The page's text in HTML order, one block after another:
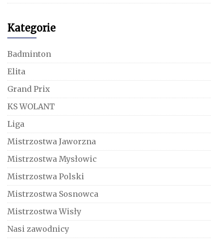
Kategorie
Badminton
Elita
Grand Prix
KS WOLANT
Liga
Mistrzostwa Jaworzna
Mistrzostwa Mysłowic
Mistrzostwa Polski
Mistrzostwa Sosnowca
Mistrzostwa Wisły
Nasi zawodnicy